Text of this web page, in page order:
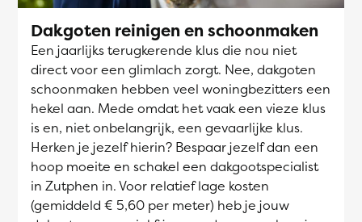
Dakgoten reinigen en schoonmaken
Een jaarlijks terugkerende klus die nou niet
direct voor een glimlach zorgt. Nee, dakgoten
schoonmaken hebben veel woningbezitters een
hekel aan. Mede omdat het vaak een vieze klus
is en, niet onbelangrijk, een gevaarlijke klus.
Herken je jezelf hierin? Bespaar jezelf dan een
hoop moeite en schakel een dakgootspecialist
in Zutphen in. Voor relatief lage kosten
(gemiddeld € 5,60 per meter) heb je jouw